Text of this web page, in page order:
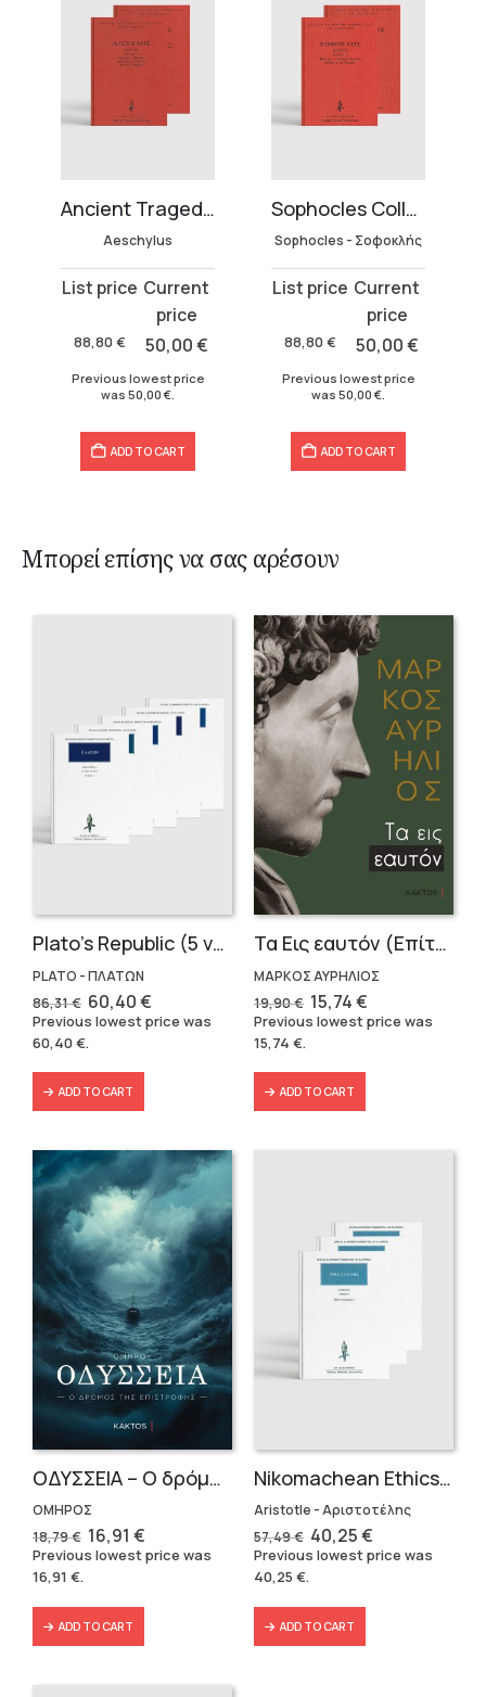
Ancient Tragedy – Aeschylus – Hardbound Edition
Aeschylus
88,80 €
Original
was:
88,80 €.
50,00€
Current
is:
50,00 €.
Previous lowest price
was 50,00 €.
ADD TO CART
Sophocles Collection – Hardbound (2 volumes)
Sophocles - Σοφοκλής
88,80 €
Original
was:
88,80 €.
50,00€
Current
is:
50,00 €.
Previous lowest price
was 50,00 €.
ADD TO CART
Μπορεί επίσης να σας αρέσουν
Plato’s Republic (5 volumes)
PLATO - ΠΛΑΤΩΝ
86,31€ Original
price
was:
86,31 €.
60,40€Current
price
is:
Previous lowest price was
60,40€.
ADD TO CART
Τα Εις εαυτόν (Επίτομο) – Μάρκος Αυρήλιος
ΜΑΡΚΟΣ ΑΥΡΗΛΙΟΣ
19,90€ Original
price
was:
15,74€Current
price
is:
Previous lowest price was
15,74 €.
ADD TO CART
OΔΥΣΣΕΙΑ – Ο δρόμος της επιστροφής
ΟΜΗΡΟΣ
18,79€ Original
price
was:
16,91 €Current
price
is:
Previous lowest price was
16,91 €.
ADD TO CART
Nikomachean Ethics (3 volumes)
Aristotle - Αριστοτέλης
57,49€ Original
price
was:
57,49 €.
40,25€Current
price
is:
Previous lowest price was
40,25 €.
ADD TO CART